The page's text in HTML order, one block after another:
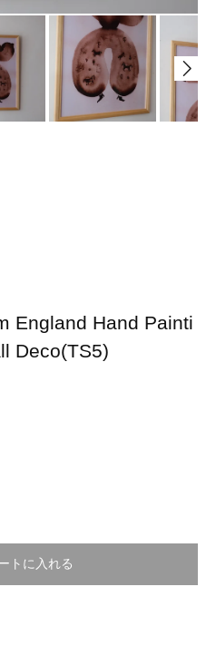
England Hand Painti
Deco(TS5)
トに入れる